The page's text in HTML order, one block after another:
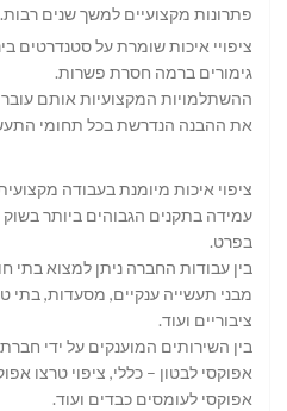
פתרונות מקצועיים למשך שנים רבות.
ציפויי איכות שומרת על סטנדרטים
גימורים ברמה חסרת פשרות.
ההשתלמויות המקצועיות אותם
את ההבנה הנדרשת בכל תחומי
ציפוי איכות מיומנת בעבודה
עמידה בתקנים הגבוהים ביותר
בפרט.
בין עבודות החברה ניתן למצוא בתי
מבני תעשייה ענקיים, מסעדות, בתי
ציבוריים ועוד.
בין השירותים המוענקים על ידי חברת
אפוקסי לבטון – כללי, ציפוי טרצו
אפוקסי לעומסים כבדים ועוד.